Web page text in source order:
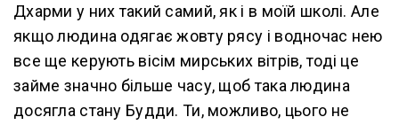
Дхарми у них такий самий, як і в моїй школі. Але
якщо людина одягає жовту рясу і водночас нею
все ще керують вісім мирських вітрів, тоді це
займе значно більше часу, щоб така людина
досягла стану Будди. Ти, можливо, цього не